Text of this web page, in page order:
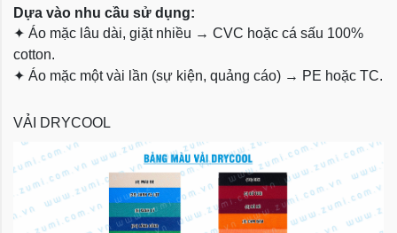
Dựa vào nhu cầu sử dụng:
✦ Áo mặc lâu dài, giặt nhiều → CVC hoặc cá sấu 100%
cotton.
✦ Áo mặc một vài lần (sự kiện, quảng cáo) → PE hoặc TC.
VẢI DRYCOOL